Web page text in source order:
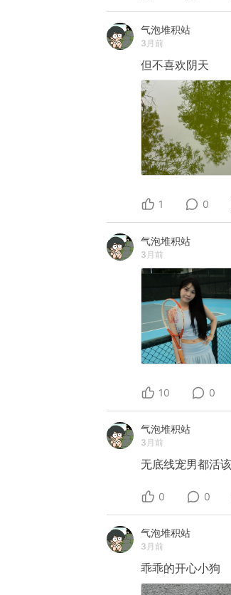
气泡堆积站
3月前
但不喜欢阴天
1 0
气泡堆积站
3月前
10 0
气泡堆积站
3月前
无底线宠男都活该
0 0
气泡堆积站
3月前
乖乖的开心小狗